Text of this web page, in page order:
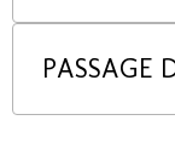
PASSAGE